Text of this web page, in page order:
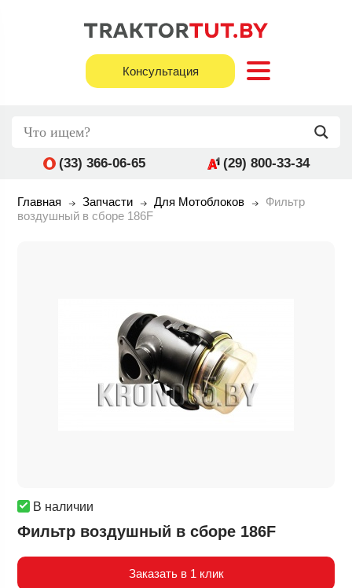
Консультация
(33) 366-06-65 (29) 800-33-34
Главная Запчасти Для Мотоблоков
Фильтр
воздушный в сборе 186F
В наличии
Фильтр воздушный в сборе 186F
Заказать в 1 клик